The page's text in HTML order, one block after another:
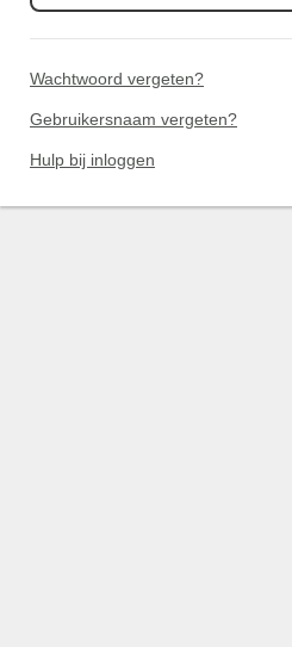
Wachtwoord vergeten?
Gebruikersnaam vergeten?
Hulp bij inloggen